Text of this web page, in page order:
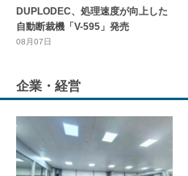
DUPLODEC、処理速度が向上した
自動断裁機「V-595」発売
08月07日
企業・経営